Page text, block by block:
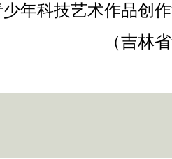
年科技艺术作品创
（吉林